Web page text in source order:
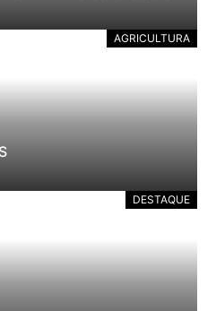
AGRICULTURA
DESTAQUE